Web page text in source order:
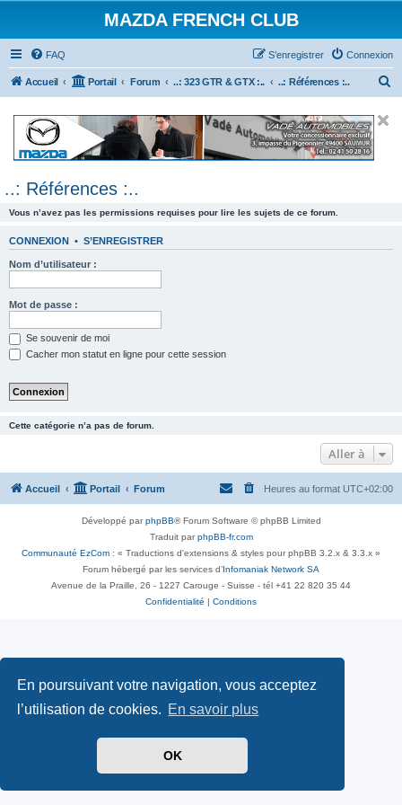
En poursuivant votre navigation, vous acceptez
l’utilisation de cookies. En savoir plus
OK
MAZDA FRENCH CLUB
FAQ Connexion
S’enregistrer
Accueil Portail Forum ..: 323 GTR & GTX :.. ..: Références :..
e
..: Références :..
Vous n’avez pas les permissions requises pour lire les sujets de ce forum.
CONNEXION • S’ENREGISTRER
Nom d’utilisateur :
Mot de passe :
Se souvenir de moi
Cacher mon statut en ligne pour cette session
Cette catégorie n’a pas de forum.
Aller à
Accueil Portail Forum Heures au format UTC+02:00
Développé parphpBB® Forum Software © phpBB Limited
Traduit parphpBB-fr.com
Communauté EzCom : « Traductions d'extensions & styles pour phpBB 3.2.x & 3.3.x »
Forum hébergé par les services d’ Infomaniak Network SA
Avenue de la Praille, 26 - 1227 Carouge - Suisse - tél +41 22 820 35 44
Confidentialité
Conditions